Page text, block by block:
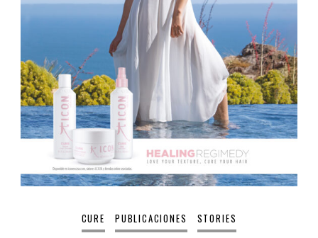
CURE PUBLICACIONES STORIES